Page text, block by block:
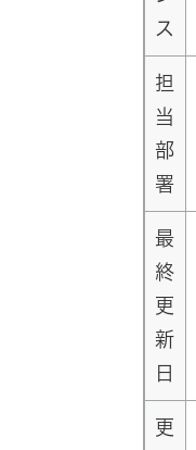
ス
担
当
部
署
最
終
更
新
日
更